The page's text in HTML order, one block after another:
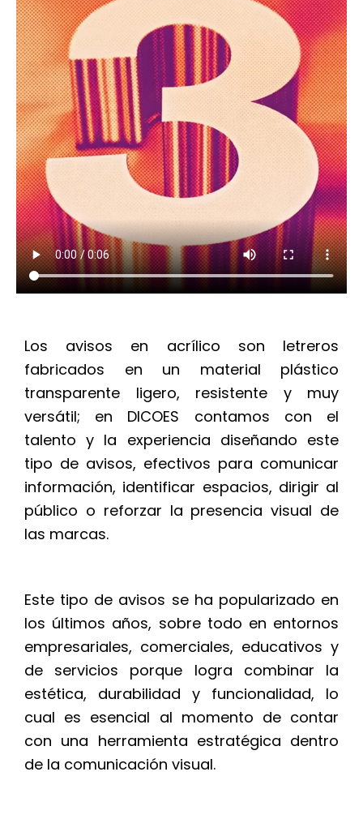
Los avisos en acrílico son letreros
fabricados en un material plástico
transparente ligero, resistente y muy
versátil; en DICOES contamos con el
talento y la experiencia diseñando este
tipo de avisos, efectivos para comunicar
información, identificar espacios, dirigir al
público o reforzar la presencia visual de
las marcas.
Este tipo de avisos se ha popularizado en
los últimos años, sobre todo en entornos
empresariales, comerciales, educativos y
de servicios porque logra combinar la
estética, durabilidad y funcionalidad, lo
cual es esencial al momento de contar
con una herramienta estratégica dentro
de la comunicación visual.